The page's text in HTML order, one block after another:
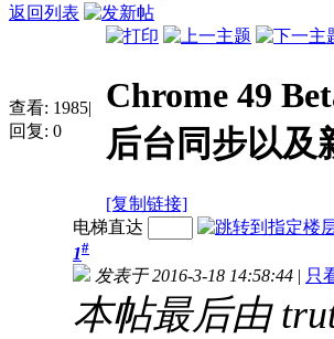
返回列表
查看: 1985|
回复: 0
Chrome 49
后台同步以及
[复制链接]
电梯直达
1#
发表于 2016-3-18 14:58:44 | 只
本帖最后由